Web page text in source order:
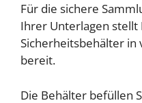
Für die sichere
Ihrer Unterlagen stellt
Sicherheitsbehälter in
bereit.
Die Behälter befüllen